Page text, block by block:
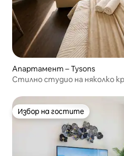
Апартамент – Tysons
Стилно студио на няколко
Избор на гостите
Избор на гостите